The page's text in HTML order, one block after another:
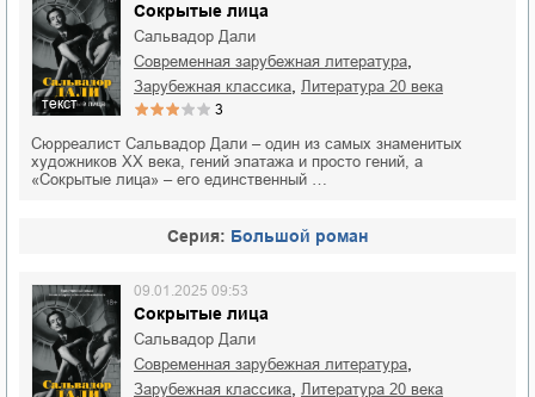
текст
Сокрытые лица
Сальвадор Дали
современная зарубежная литература
зарубежная классика литература 20 века
3
Сюрреалист Сальвадор Дали – один из самых знаменитых
художников XX века, гений эпатажа и просто гений, а
«Сокрытые лица» – его единственный …
Cерия: Большой роман
Сокрытые лица
09.01.2025 09:53
Сальвадор Дали
современная зарубежная литература
зарубежная классика литература 20 века